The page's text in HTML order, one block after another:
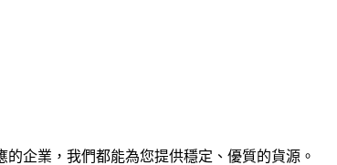
企業，我們都能為您提供穩定、優質的貨源。